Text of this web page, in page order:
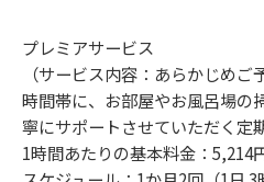
プレミアサービス
（サービス内容：あらかじめ
時間帯に、お部屋やお風呂場の
寧にサポートさせていただく定
1時間あたりの基本料金：5,214